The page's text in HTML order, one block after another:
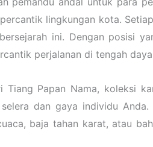
lingkungan kota.
ini. Dengan posisi
perjalanan di tengah
Papan Nama, koleksi
dan gaya individu
baja tahan karat, atau